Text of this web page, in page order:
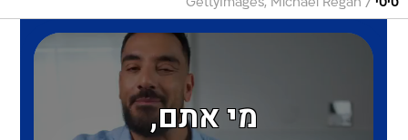
סיטי /
GettyImages, Michael Regan